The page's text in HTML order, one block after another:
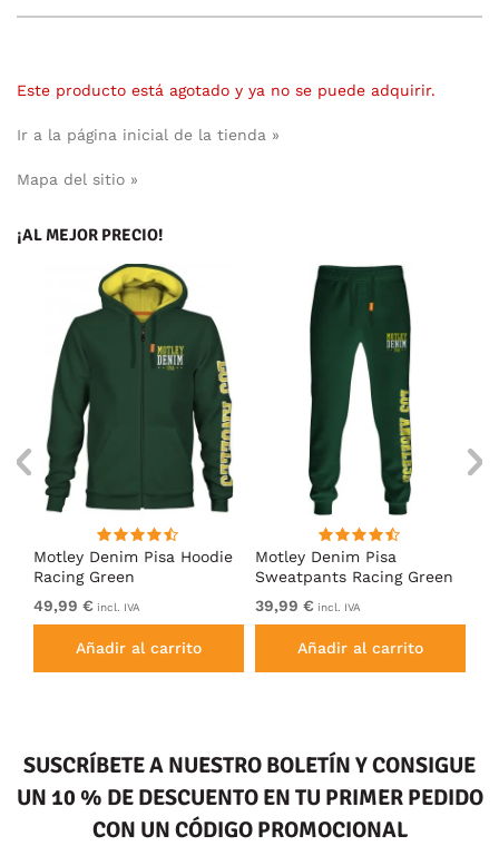
Este producto está agotado y ya no se puede adquirir.
Ir a la página inicial de la tienda »
Mapa del sitio »
¡AL MEJOR PRECIO!
Motley Denim Pisa Hoodie
Racing Green
49,99 € incl. IVA
Añadir al carrito
Motley Denim Pisa
Sweatpants Racing Green
39,99 € incl. IVA
Añadir al carrito
SUSCRÍBETE A NUESTRO BOLETÍN Y CONSIGUE
UN 10 % DE DESCUENTO EN TU PRIMER PEDIDO
CON UN CÓDIGO PROMOCIONAL